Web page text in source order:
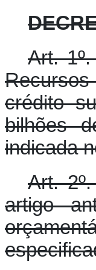
Art.
crédito
bilhões
indicada
Art.
artigo